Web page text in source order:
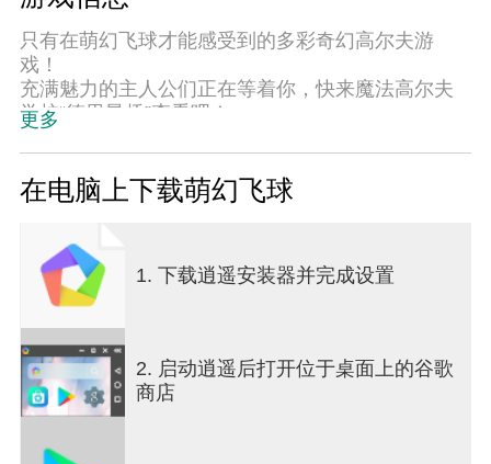
只有在萌幻飞球才能感受到的多彩奇幻高尔夫游
戏！
充满魅力的主人公们正在等着你，快来魔法高尔夫
学校“德里昂桥”查看吧！
魅力十足的新生“珍妮”入学萌幻飞球！
与俱乐部成员一起挑战球场，还有与其他俱乐部之
魔法工坊中还能制作打造自我个性的各种服装和装
备哦！
萌幻飞球游戏介绍
■只能在这里才能感受到的奇幻高尔夫■
拥有惊艳的3D图像和华丽的赛场专属技能的奇幻高
和可爱的球童一起进行一次多样的赛场旅行吧！
更多
在电脑上下载萌幻飞球
1. 下载逍遥安装器并完成设置
2. 启动逍遥后打开位于桌面上的谷歌
商店